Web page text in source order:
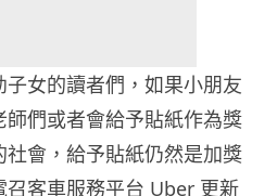
女的讀者們，如果小朋友
們或者會給予貼紙作為獎
會，給予貼紙仍然是加獎
客車服務平台 Uber 更新